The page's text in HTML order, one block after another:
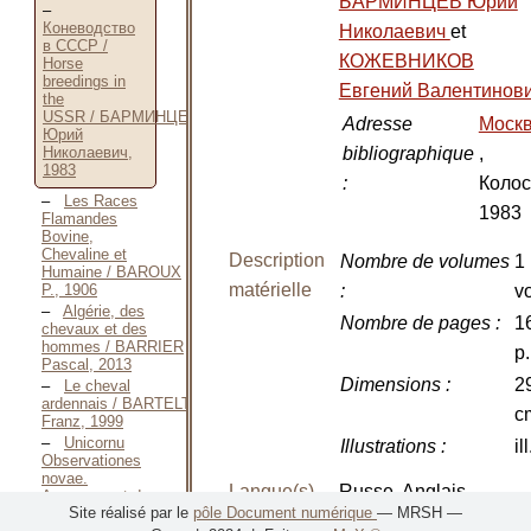
Коневодство
в СССР /
Horse
breedings in
the
USSR / БАРМИНЦЕВ
Юрий
Николаевич,
1983
Les Races
Flamandes
Bovine,
Chevaline et
Humaine / BAROUX
P., 1906
Algérie, des
chevaux et des
hommes / BARRIER
Pascal, 2013
Le cheval
ardennais / BARTELT
Franz, 1999
Unicornu
Observationes
novae.
Accesserunt de
Aureo
Николаевич et
КОЖЕВНИКОВ
Евгений
Adresse
bibliographique
:
,
1983
Description
matérielle
Nombre de volumes
:
1
Nombre de pages:
p.
Dimensions:
Illustrations:
Langue(s) Russe, Anglais
Site réalisé par le pôle Document numérique — MRSH —